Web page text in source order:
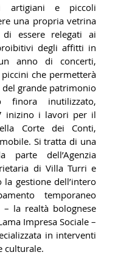
artigiani e piccoli
una propria vetrina
essere relegati ai
degli affitti in
anno di concerti,
che permetterà
grande patrimonio
finora inutilizzato,
inizino i lavori per il
Corte dei Conti,
Si tratta di una
parte dell’Agenzia
di Villa Turri e
gestione dell’intero
temporaneo
la realtà bolognese
Impresa Sociale –
in interventi
culturale.